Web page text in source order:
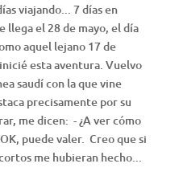
viajando... 7 días en
llega el 28 de mayo, el día
aquel lejano 17 de
esta aventura. Vuelvo
saudí con la que vine
precisamente por su
me dicen: - ¿A ver cómo
puede valer. Creo que si
me hubieran hecho...